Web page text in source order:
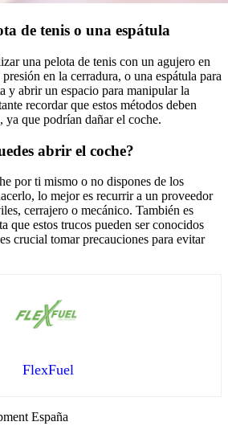
de tenis o una espátula
una pelota de tenis con un agujero en
en la cerradura, o una espátula para
y abrir un espacio para manipular la
recordar que estos métodos deben
ya que podrían dañar el coche.
abrir el coche?
por ti mismo o no dispones de los
lo mejor es recurrir a un proveedor
cerrajero o mecánico. También es
que estos trucos pueden ser conocidos
crucial tomar precauciones para evitar
FlexFuel
España